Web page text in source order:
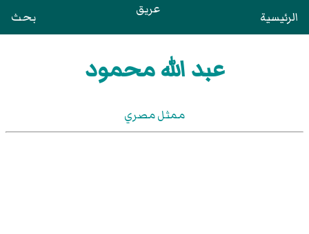
الرئيسية عريق بحث
عبد الله محمود
ممثل مصري